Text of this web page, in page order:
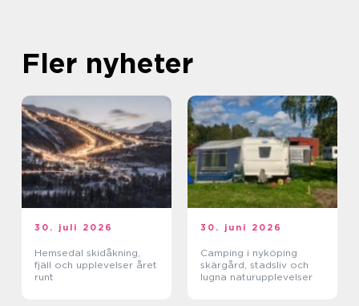
Fler nyheter
30. juli 2026
Hemsedal skidåkning,
fjäll och upplevelser året
runt
30. juni 2026
Camping i nyköping
skärgård, stadsliv och
lugna naturupplevelser